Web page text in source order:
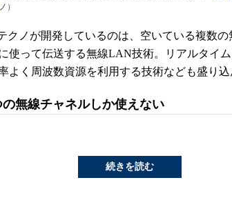
）
クノが開発しているのは、空いている複数の
使って伝送する無線LAN技術。リアルタイ
よく周波数資源を利用する技術なども盛り込
無線チャネルしか使えない
続きを読む